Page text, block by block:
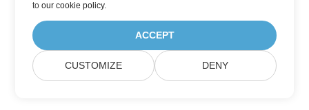
toour cookie policy.
ACCEPT
CUSTOMIZE DENY